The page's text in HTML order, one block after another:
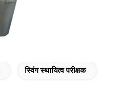
स्विंग स्थायित्व परीक्षक